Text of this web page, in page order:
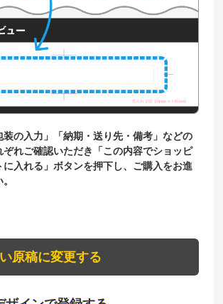
装の入力」「納期・送り先・備考」などの
ぞれご確認いただき「この内容でショッピ
に入れる」ボタンを押下し、ご購入をお進
原稿に変更する